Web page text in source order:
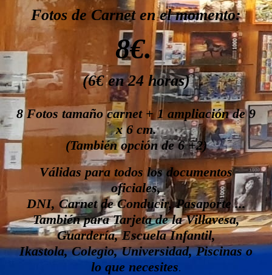
Fotos de Carnet en el momento:
8€.
(6€ en 24 horas)
8 Fotos tamaño carnet + 1 ampliación de 9
x 6 cm.
(También opción de 6 +2)
Válidas para todos los documentos
oficiales,
DNI, Carnet de Conducir, Pasaporte ...
También para Tarjeta de la Villavesa,
Guardería, Escuela Infantil,
Ikastola, Colegio, Universidad, Piscinas o
lo que necesites.